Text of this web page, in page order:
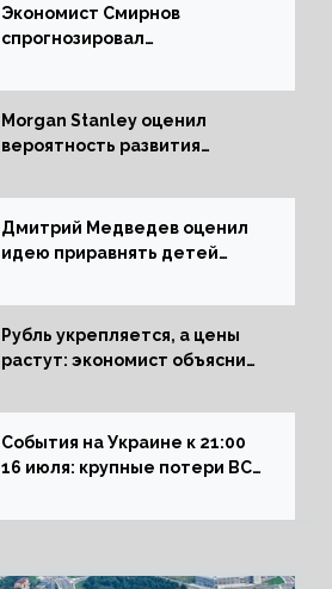
Экономист Смирнов
спрогнозировал
России
Morgan Stanley оценил
вероятность развития
Дмитрий Медведев оценил
идею приравнять детей
Рубль укрепляется, а цены
растут: экономист объяснил
на рынок РФ
События на Украине к 21:00
16 июля: крупные потери ВСУ
обстреливает Донбасс из